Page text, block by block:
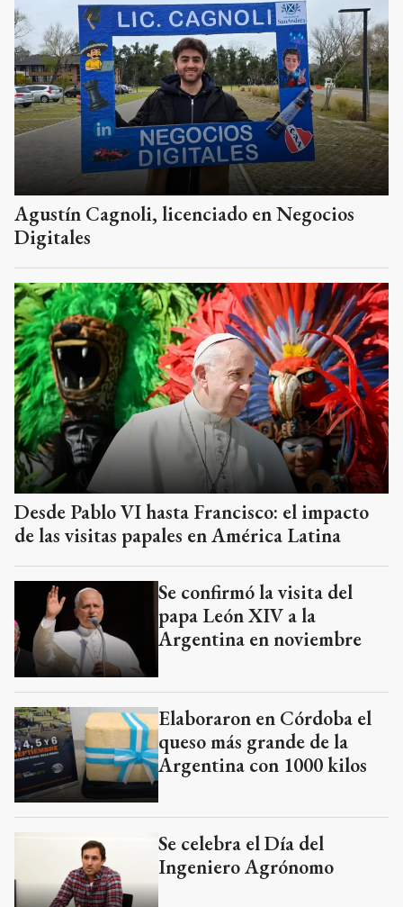
Agustín Cagnoli, licenciado en Negocios
Digitales
Desde Pablo VI hasta Francisco: el impacto
de las visitas papales en América Latina
Se confirmó la visita del
papa León XIV a la
Argentina en noviembre
Elaboraron en Córdoba el
queso más grande de la
Argentina con 1000 kilos
Se celebra el Día del
Ingeniero Agrónomo